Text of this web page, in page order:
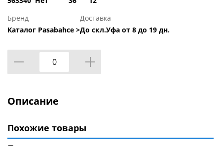
Бренд
Каталог Pasabahce >
Доставка
До скл.Уфа от 8 до 19 дн.
Описание
Похожие товары